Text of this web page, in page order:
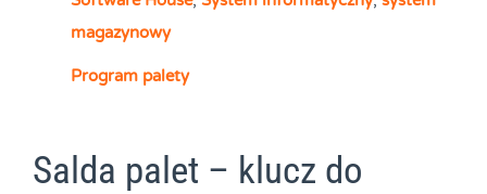
magazynowy
Program palety
Salda palet – klucz do